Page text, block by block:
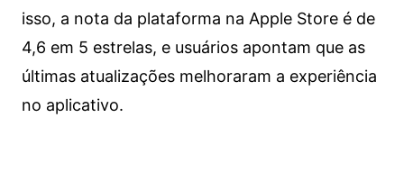
isso, a nota da plataforma na Apple Store é de
4,6 em 5 estrelas, e usuários apontam que as
últimas atualizações melhoraram a experiência
no aplicativo.